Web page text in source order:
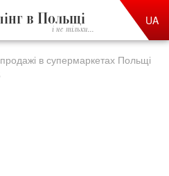
в Польщі
і не тільки...
UA
в супермаркетах Польщі